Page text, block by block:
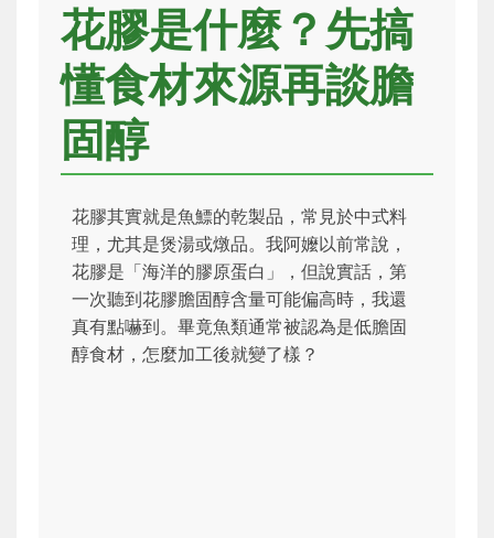
花膠是什麼？先搞
懂食材來源再談膽
固醇
花膠其實就是魚鰾的乾製品，常見於中式料
理，尤其是煲湯或燉品。我阿嬤以前常說，
花膠是「海洋的膠原蛋白」，但說實話，第
一次聽到花膠膽固醇含量可能偏高時，我還
真有點嚇到。畢竟魚類通常被認為是低膽固
醇食材，怎麼加工後就變了樣？